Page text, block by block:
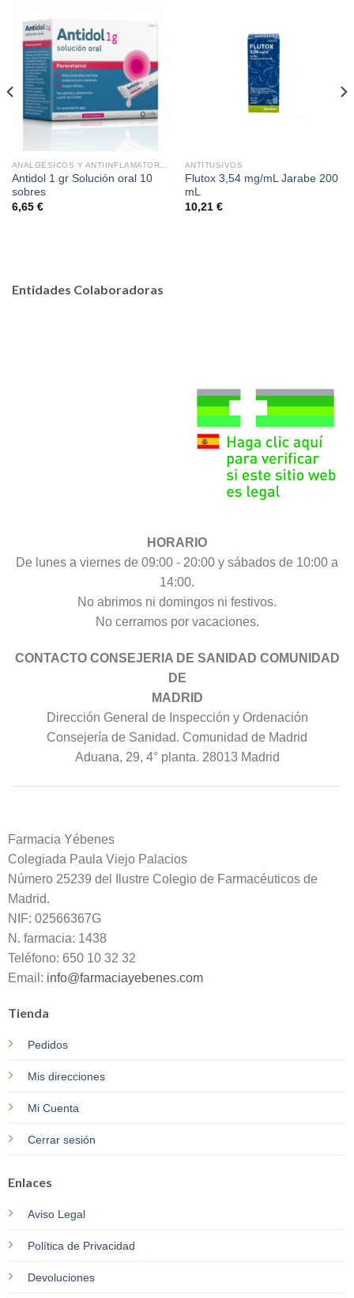
Antidol 1 gr Solución oral 10
sobres
6,65 €
ANTITUSIVOS
Flutox 3,54 mg/mL Jarabe 200
mL
10,21 €
Entidades Colaboradoras
HORARIO
De lunes a viernes de 09:00 - 20:00 y sábados de 10:00 a
14:00.
No abrimos ni domingos ni festivos.
No cerramos por vacaciones.
CONTACTO CONSEJERIA DE SANIDAD COMUNIDAD
DE
MADRID
Dirección General de Inspección y Ordenación
Consejería de Sanidad. Comunidad de Madrid
Aduana, 29, 4° planta. 28013 Madrid
Farmacia Yébenes
Colegiada Paula Viejo Palacios
Número 25239 del Ilustre Colegio de Farmacéuticos de
Madrid.
NIF: 02566367G
N. farmacia: 1438
Teléfono: 650 10 32 32
Email: info@farmaciayebenes.com
Tienda
Pedidos
Mis direcciones
Mi Cuenta
Cerrar sesión
Enlaces
Aviso Legal
Política de Privacidad
Devoluciones